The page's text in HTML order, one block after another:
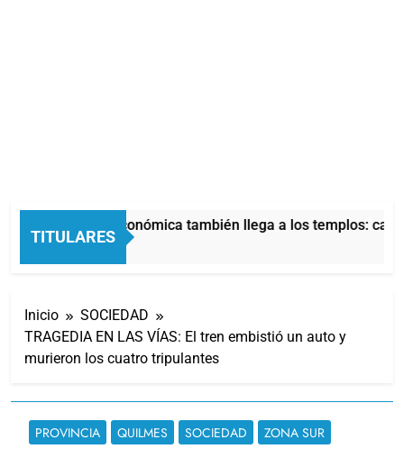
TITULARES
La crisis económica también llega a los templos:
4 Horas Atrás
Inicio
SOCIEDAD
TRAGEDIA EN LAS VÍAS: El tren embistió un auto y
murieron los cuatro tripulantes
PROVINCIA QUILMES SOCIEDAD ZONA SUR